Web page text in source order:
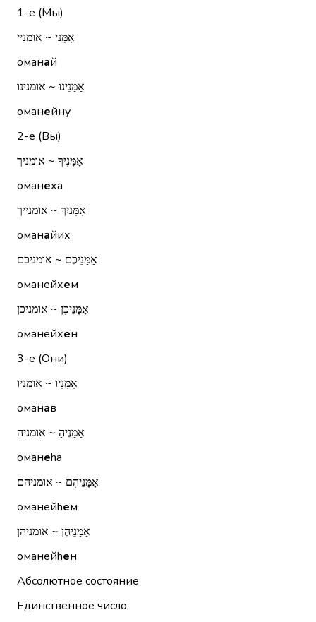
1-е (Мы)
אָמָּנַי ~ אומניי
оманай
אָמָּנֵינוּ ~ אומנינו
оманейну
2-е (Вы)
אָמָּנֶיךָ ~ אומניך
оманеха
אָמָּנַיִךְ ~ אומנייך
оманайих
אָמָּנֵיכֶם ~ אומניכם
оманейхем
אָמָּנֵיכֶן ~ אומניכן
оманейхен
3-е (Они)
אָמָּנָיו ~ אומניו
оманав
אָמָּנֶיהָ ~ אומניה
оманеhа
אָמָּנֵיהֶם ~ אומניהם
оманейhем
אָמָּנֵיהֶן ~ אומניהן
оманейhен
Абсолютное состояние
Единственное число